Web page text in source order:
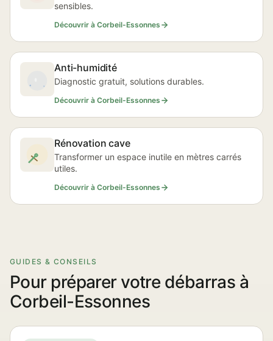
sensibles.
Découvrir à Corbeil-Essonnes
Anti-humidité
Diagnostic gratuit, solutions durables.
Découvrir à Corbeil-Essonnes
Rénovation cave
Transformer un espace inutile en mètres carrés
utiles.
Découvrir à Corbeil-Essonnes
GUIDES & CONSEILS
Pour préparer votre débarras à
Corbeil-Essonnes